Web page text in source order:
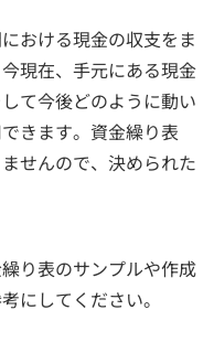
おける現金の収支をま
現在、手元にある現金
て今後どのように動い
きます。資金繰り表
せんので、決められた
り表のサンプルや作成
にしてください。